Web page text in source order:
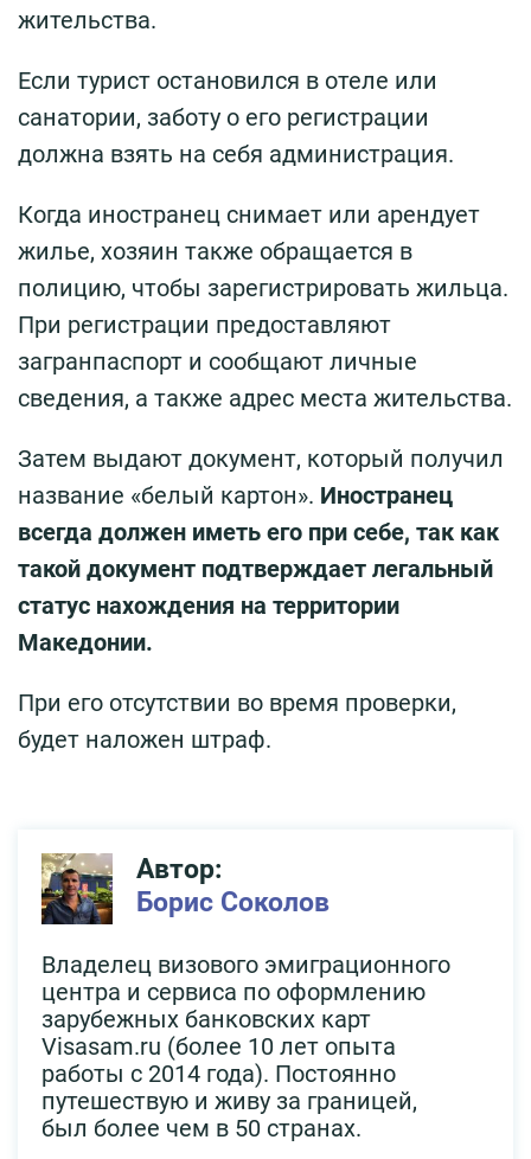
жительства.
Если турист остановился в отеле или
санатории, заботу о его регистрации
должна взять на себя администрация.
Когда иностранец снимает или арендует
жилье, хозяин также обращается в
полицию, чтобы зарегистрировать жильца.
При регистрации предоставляют
загранпаспорт и сообщают личные
сведения, а также адрес места жительства.
Затем выдают документ, который получил
название «белый картон». Иностранец
всегда должен иметь его при себе, так как
такой документ подтверждает легальный
статус нахождения на территории
Македонии.
При его отсутствии во время проверки,
будет наложен штраф.
Автор:
Борис Соколов
Владелец визового эмиграционного
центра и сервиса по оформлению
зарубежных банковских карт
Visasam.ru (более 10 лет опыта
работы с 2014 года). Постоянно
путешествую и живу за границей,
был более чем в 50 странах.